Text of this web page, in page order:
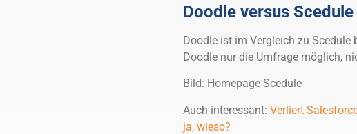
Doodle versus Scedule
Doodle ist im Vergleich zu
Doodle nur die Umfrage möglich,
Bild: Homepage Scedule
Auch interessant: Verliert
ja, wieso?